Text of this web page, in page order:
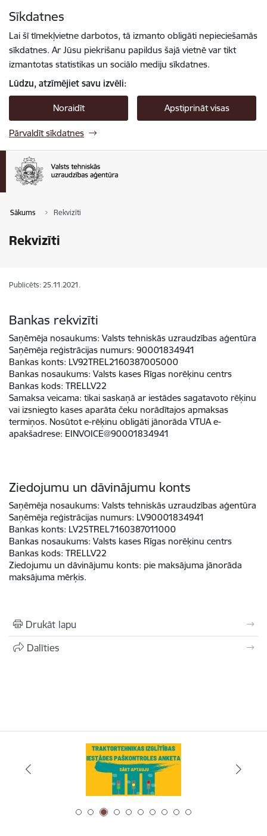
Sīkdatnes
Lai šī tīmekļvietne darbotos, tā izmanto obligāti nepieciešamās
sīkdatnes. Ar Jūsu piekrišanu papildus šajā vietnē var tikt
izmantotas statistikas un sociālo mediju sīkdatnes.
Lūdzu, atzīmējiet savu izvēli:
Noraidīt Apstiprināt visas
Pārvaldīt sīkdatnes
Sākums Rekvizīti
Rekvizīti
Publicēts: 25.11.2021.
Bankas rekvizīti
Saņēmēja nosaukums: Valsts tehniskās uzraudzības aģentūra
Saņēmēja reģistrācijas numurs: 90001834941
Bankas konts: LV92TREL2160387005000
Bankas nosaukums: Valsts kases Rīgas norēķinu centrs
Bankas kods: TRELLV22
Samaksa veicama: tikai saskaņā ar iestādes sagatavoto rēķinu
vai izsniegto kases aparāta čeku norādītajos apmaksas
termiņos. Nosūtot e-rēķinu obligāti jānorāda VTUA e-
apakšadrese: EINVOICE@90001834941
Ziedojumu un dāvinājumu konts
Saņēmēja nosaukums: Valsts tehniskās uzraudzības aģentūra
Saņēmēja reģistrācijas numurs: LV90001834941
Bankas konts: LV25TREL7160387011000
Bankas nosaukums: Valsts kases Rīgas norēķinu centrs
Bankas kods: TRELLV22
Ziedojumu un dāvinājumu konts: pie maksājuma jānorāda
maksājuma mērķis.
Drukāt lapu
Dalīties